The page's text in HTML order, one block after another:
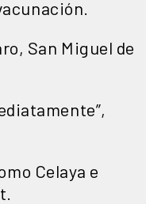
San Miguel de
Celaya e